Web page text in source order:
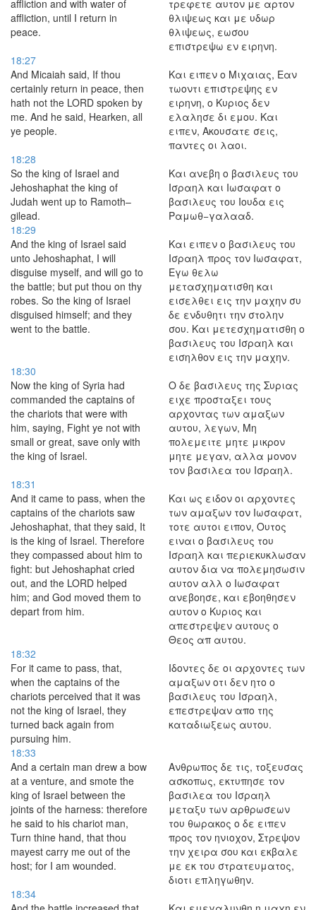
affliction and with water of
affliction, until I return in
peace.
τρεφετε αυτον με αρτον
θλιψεως και με υδωρ
θλιψεως, εωσου
επιστρεψω εν ειρηνη.
18:27
And Micaiah said, If thou
certainly return in peace, then
hath not the LORD spoken by
me. And he said, Hearken, all
ye people.
Και ειπεν ο Μιχαιας, Εαν
τωοντι επιστρεψης εν
ειρηνη, ο Κυριος δεν
ελαλησε δι εμου. Και
ειπεν, Ακουσατε σεις,
παντες οι λαοι.
18:28
So the king of Israel and
Jehoshaphat the king of
Judah went up to Ramoth–
gilead.
Και ανεβη ο βασιλευς του
Ισραηλ και Ιωσαφατ ο
βασιλευς του Ιουδα εις
Ραμωθ−γαλααδ.
18:29
And the king of Israel said
unto Jehoshaphat, I will
disguise myself, and will go to
the battle; but put thou on thy
robes. So the king of Israel
disguised himself; and they
went to the battle.
Και ειπεν ο βασιλευς του
Ισραηλ προς τον Ιωσαφατ,
Εγω θελω
μετασχηματισθη και
εισελθει εις την μαχην συ
δε ενδυθητι την στολην
σου. Και μετεσχηματισθη ο
βασιλευς του Ισραηλ και
εισηλθον εις την μαχην.
18:30
Now the king of Syria had
commanded the captains of
the chariots that were with
him, saying, Fight ye not with
small or great, save only with
the king of Israel.
Ο δε βασιλευς της Συριας
ειχε προσταξει τους
αρχοντας των αμαξων
αυτου, λεγων, Μη
πολεμειτε μητε μικρον
μητε μεγαν, αλλα μονον
τον βασιλεα του Ισραηλ.
18:31
And it came to pass, when the
captains of the chariots saw
Jehoshaphat, that they said, It
is the king of Israel. Therefore
they compassed about him to
fight: but Jehoshaphat cried
out, and the LORD helped
him; and God moved them to
depart from him.
Και ως ειδον οι αρχοντες
των αμαξων τον Ιωσαφατ,
τοτε αυτοι ειπον, Ουτος
ειναι ο βασιλευς του
Ισραηλ και περιεκυκλωσαν
αυτον δια να πολεμησωσιν
αυτον αλλ ο Ιωσαφατ
ανεβοησε, και εβοηθησεν
αυτον ο Κυριος και
απεστρεψεν αυτους ο
Θεος απ αυτου.
18:32
For it came to pass, that,
when the captains of the
chariots perceived that it was
not the king of Israel, they
turned back again from
pursuing him.
Ιδοντες δε οι αρχοντες των
αμαξων οτι δεν ητο ο
βασιλευς του Ισραηλ,
επεστρεψαν απο της
καταδιωξεως αυτου.
18:33
And a certain man drew a bow
at a venture, and smote the
king of Israel between the
joints of the harness: therefore
he said to his chariot man,
Turn thine hand, that thou
mayest carry me out of the
host; for I am wounded.
Ανθρωπος δε τις, τοξευσας
ασκοπως, εκτυπησε τον
βασιλεα του Ισραηλ
μεταξυ των αρθρωσεων
του θωρακος ο δε ειπεν
προς τον ηνιοχον, Στρεψον
την χειρα σου και εκβαλε
με εκ του στρατευματος,
διοτι επληγωθην.
18:34